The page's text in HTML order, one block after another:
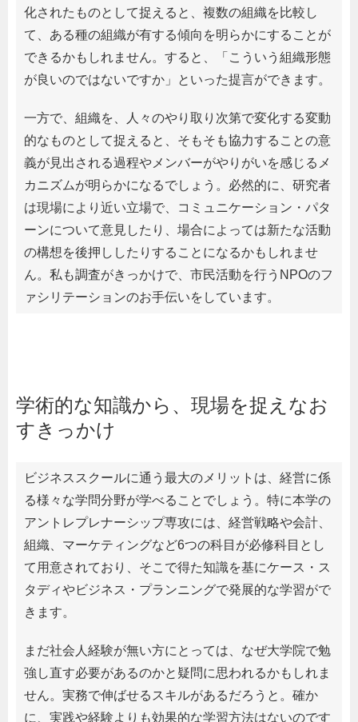
化されたものとして捉えると、複数の組織を比較し
て、ある種の組織が有する傾向を明らかにすることが
できるかもしれません。すると、「こういう組織形態
が良いのではないですか」といった提言ができます。
一方で、組織を、人々のやり取り次第で変化する変動
的なものとして捉えると、そもそも協力することの意
義が見出される過程やメンバーがやりがいを感じるメ
カニズムが明らかになるでしょう。必然的に、研究者
は現場により近い立場で、コミュニケーション・パタ
ーンについて意見したり、場合によっては新たな活動
の構想を後押ししたりすることになるかもしれませ
ん。私も調査がきっかけで、市民活動を行うNPOのフ
ァシリテーションのお手伝いをしています。
学術的な知識から、現場を捉えなお
すきっかけ
ビジネススクールに通う最大のメリットは、経営に係
る様々な学問分野が学べることでしょう。特に本学の
アントレプレナーシップ専攻には、経営戦略や会計、
組織、マーケティングなど6つの科目が必修科目とし
て用意されており、そこで得た知識を基にケース・ス
タディやビジネス・プランニングで発展的な学習がで
きます。
まだ社会人経験が無い方にとっては、なぜ大学院で勉
強し直す必要があるのかと疑問に思われるかもしれま
せん。実務で伸ばせるスキルがあるだろうと。確か
に、実践や経験よりも効果的な学習方法はないのです